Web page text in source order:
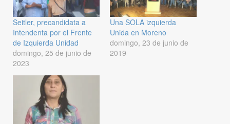
Seitler, precandidata a
Intendenta por el Frente
de Izquierda Unidad
domingo, 25 de junio de
2023
Una SOLA izquierda
Unida en Moreno
domingo, 23 de junio de
2019